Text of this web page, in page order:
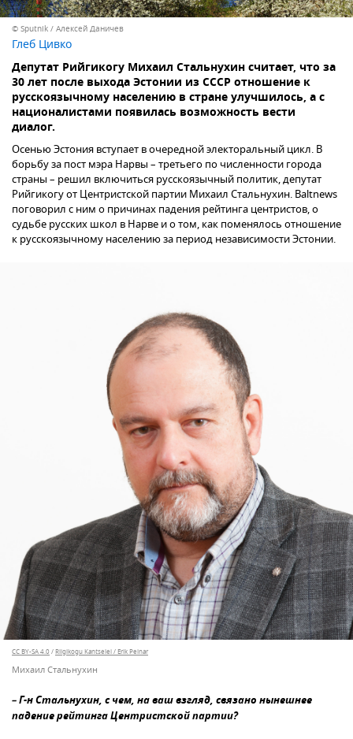
© Sputnik / Алексей Даничев
Глеб Цивко
Депутат Рийгикогу Михаил Стальнухин считает, что за
30 лет после выхода Эстонии из СССР отношение к
русскоязычному населению в стране улучшилось, а с
националистами появилась возможность вести
диалог.
Осенью Эстония вступает в очередной электоральный цикл. В
борьбу за пост мэра Нарвы – третьего по численности города
страны – решил включиться русскоязычный политик, депутат
Рийгикогу от Центристской партии Михаил Стальнухин. Baltnews
поговорил с ним о причинах падения рейтинга центристов, о
судьбе русских школ в Нарве и о том, как поменялось отношение
к русскоязычному населению за период независимости Эстонии.
CC BY-SA 4.0 /Riigikogu Kantselei / Erik Peinar
Михаил Стальнухин
– Г-н Стальнухин, с чем, на ваш взгляд, связано нынешнее
падение рейтинга Центристской партии?